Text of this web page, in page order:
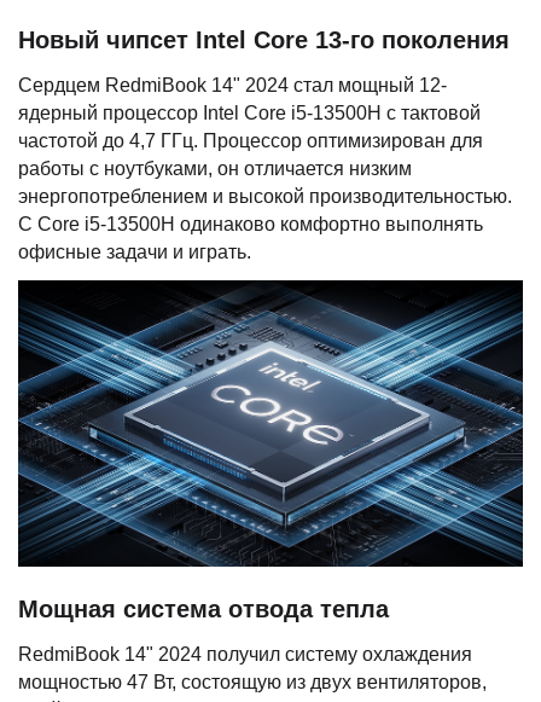
Новый чипсет Intel Core 13-го поколения
Сердцем RedmiBook 14" 2024 стал мощный 12-
ядерный процессор Intel Core i5-13500H с тактовой
частотой до 4,7 ГГц. Процессор оптимизирован для
работы с ноутбуками, он отличается низким
энергопотреблением и высокой производительностью.
С Core i5-13500H одинаково комфортно выполнять
офисные задачи и играть.
Мощная система отвода тепла
RedmiBook 14" 2024 получил систему охлаждения
мощностью 47 Вт, состоящую из двух вентиляторов,